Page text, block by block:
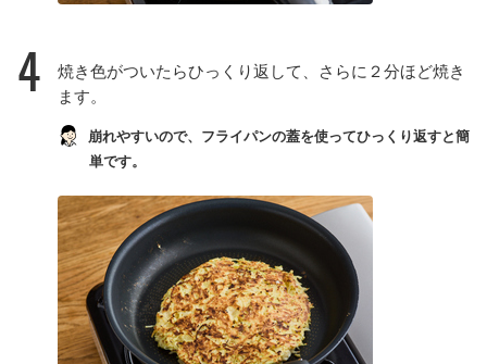
4
焼き色がついたらひっくり返して、さらに２分ほど焼き
ます。
崩れやすいので、フライパンの蓋を使ってひっくり返すと簡
単です。